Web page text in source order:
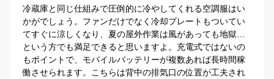
冷蔵庫と同じ仕組みで圧倒的に冷やしてくれる空調服はい
かがでしょう。ファンだけでなく冷却プレートもついてい
てすぐに涼しくなり、夏の屋外作業は風があっても地獄…
という方でも満足できると思いますよ。充電式ではないの
もポイントで、モバイルバッテリーが複数あれば長時間稼
働させられます。こちらは背中の排気口の位置が工夫され